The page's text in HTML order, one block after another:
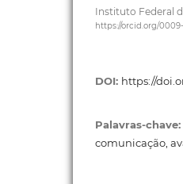
Instituto Federal
https://orcid.org/
DOI: https://
Palavras-
comunicação,